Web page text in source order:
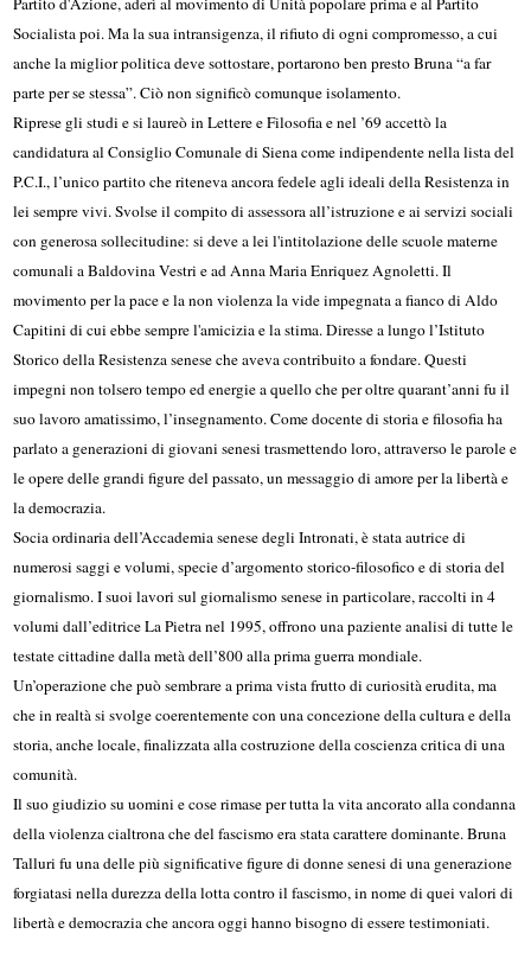
Socialista poi. Ma la sua intransigenza, il rifiuto di ogni compromesso, a cui
anche la miglior politica deve sottostare, portarono ben presto Bruna “a far
parte per se stessa”. Ciò non significò comunque isolamento.
Riprese gli studi e si laureò in Lettere e Filosofia e nel ’69 accettò la
candidatura al Consiglio Comunale di Siena come indipendente nella lista del
P.C.I., l’unico partito che riteneva ancora fedele agli ideali della Resistenza in
lei sempre vivi. Svolse il compito di assessora all’istruzione e ai servizi sociali
con generosa sollecitudine: si deve a lei l'intitolazione delle scuole materne
comunali a Baldovina Vestri e ad Anna Maria Enriquez Agnoletti. Il
movimento per la pace e la non violenza la vide impegnata a fianco di Aldo
Capitini di cui ebbe sempre l'amicizia e la stima. Diresse a lungo l’Istituto
Storico della Resistenza senese che aveva contribuito a fondare. Questi
impegni non tolsero tempo ed energie a quello che per oltre quarant’anni fu il
suo lavoro amatissimo, l’insegnamento. Come docente di storia e filosofia ha
parlato a generazioni di giovani senesi trasmettendo loro, attraverso le parole e
le opere delle grandi figure del passato, un messaggio di amore per la libertà e
la democrazia.
Socia ordinaria dell’Accademia senese degli Intronati, è stata autrice di
numerosi saggi e volumi, specie d’argomento storico-filosofico e di storia del
giornalismo. I suoi lavori sul giornalismo senese in particolare, raccolti in 4
volumi dall’editrice La Pietra nel 1995, offrono una paziente analisi di tutte le
testate cittadine dalla metà dell’800 alla prima guerra mondiale.
Un’operazione che può sembrare a prima vista frutto di curiosità erudita, ma
che in realtà si svolge coerentemente con una concezione della cultura e della
storia, anche locale, finalizzata alla costruzione della coscienza critica di una
comunità.
Il suo giudizio su uomini e cose rimase per tutta la vita ancorato alla condanna
della violenza cialtrona che del fascismo era stata carattere dominante. Bruna
Talluri fu una delle più significative figure di donne senesi di una generazione
forgiatasi nella durezza della lotta contro il fascismo, in nome di quei valori di
libertà e democrazia che ancora oggi hanno bisogno di essere testimoniati.